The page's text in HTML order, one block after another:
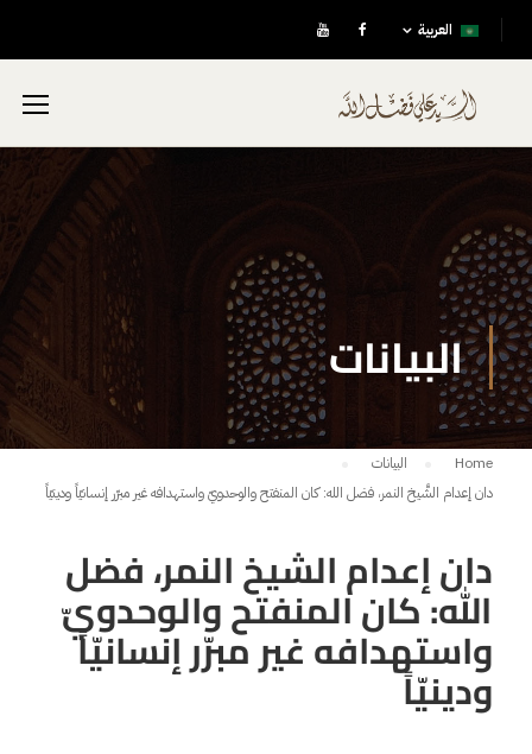
العربية
البيانات
Home
البيانات
دان إعدام الشَّيخ النمر، فضل الله: كان المنفتح والوحدويّ واستهدافه غير مبرّر إنسانيّاً ودينيّاً
دان إعدام الشَّيخ النمر، فضل
الله: كان المنفتح والوحدويّ
واستهدافه غير مبرّر إنسانيّاً
ودينيّاً